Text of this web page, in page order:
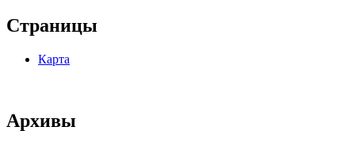
Страницы
Карта
Архивы